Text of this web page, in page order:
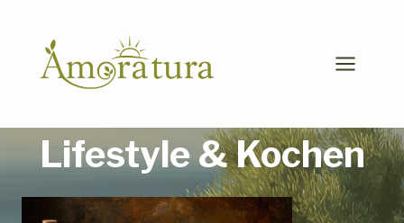
springen
Lifestyle & Kochen